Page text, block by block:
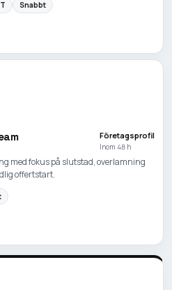
Snabbt
Företagsprofil
Inom 48 h
med fokus på slutstad, overlamning
offertstart.